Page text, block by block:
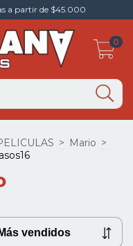
a partir de $45.000
0
> Mario >